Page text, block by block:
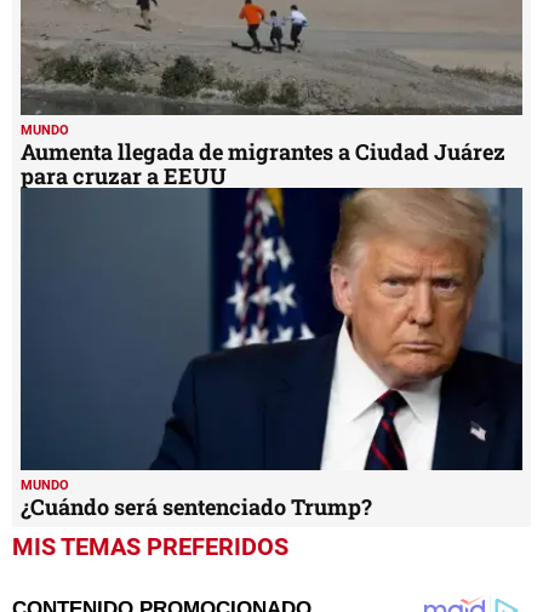
MUNDO
Aumenta llegada de migrantes a Ciudad Juárez
para cruzar a EEUU
MUNDO
¿Cuándo será sentenciado Trump?
MIS TEMAS PREFERIDOS